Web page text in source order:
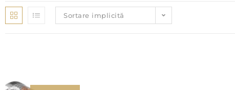
Sortare implicită